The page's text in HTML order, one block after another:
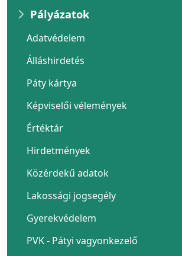
Pályázatok
Adatvédelem
Álláshirdetés
Páty kártya
Képviselői vélemények
Értéktár
Hirdetmények
Közérdekű adatok
Lakossági jogsegély
Gyerekvédelem
PVK - Pátyi vagyonkezelő